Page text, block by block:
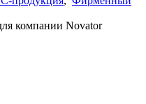
компании Novator